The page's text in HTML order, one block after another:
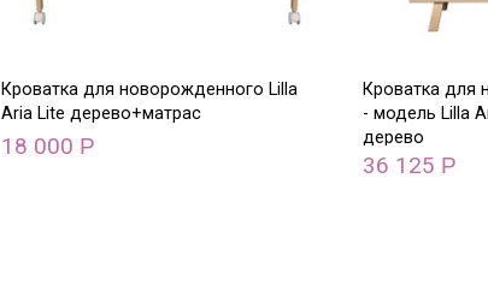
Кроватка для новорожденного Lilla
Aria Lite дерево+матрас
18 000 Р
Кроватка для
- модель Lilla
дерево
36 125 Р